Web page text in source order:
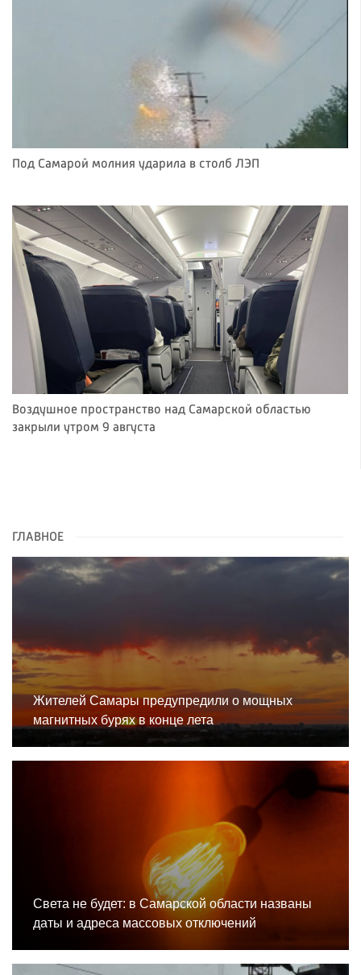
Под Самарой молния ударила в столб ЛЭП
Воздушное пространство над Самарской областью
закрыли утром 9 августа
ГЛАВНОЕ
Жителей Самары предупредили о мощных
магнитных бурях в конце лета
Света не будет: в Самарской области названы
даты и адреса массовых отключений